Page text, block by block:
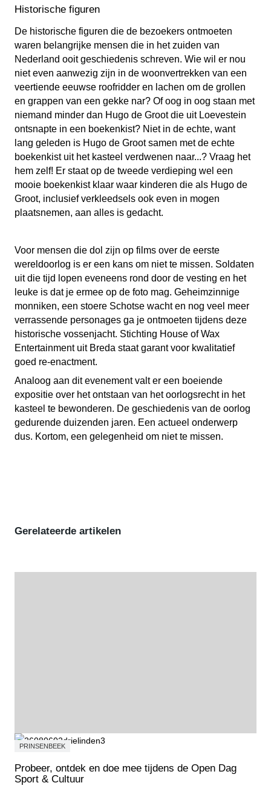
Historische figuren
De historische figuren die de bezoekers ontmoeten
waren belangrijke mensen die in het zuiden van
Nederland ooit geschiedenis schreven. Wie wil er nou
niet even aanwezig zijn in de woonvertrekken van een
veertiende eeuwse roofridder en lachen om de grollen
en grappen van een gekke nar? Of oog in oog staan met
niemand minder dan Hugo de Groot die uit Loevestein
ontsnapte in een boekenkist? Niet in de echte, want
lang geleden is Hugo de Groot samen met de echte
boekenkist uit het kasteel verdwenen naar...? Vraag het
hem zelf! Er staat op de tweede verdieping wel een
mooie boekenkist klaar waar kinderen die als Hugo de
Groot, inclusief verkleedsels ook even in mogen
plaatsnemen, aan alles is gedacht.
Voor mensen die dol zijn op films over de eerste
wereldoorlog is er een kans om niet te missen. Soldaten
uit die tijd lopen eveneens rond door de vesting en het
leuke is dat je ermee op de foto mag. Geheimzinnige
monniken, een stoere Schotse wacht en nog veel meer
verrassende personages ga je ontmoeten tijdens deze
historische vossenjacht. Stichting House of Wax
Entertainment uit Breda staat garant voor kwalitatief
goed re-enactment.
Analoog aan dit evenement valt er een boeiende
expositie over het ontstaan van het oorlogsrecht in het
kasteel te bewonderen. De geschiedenis van de oorlog
gedurende duizenden jaren. Een actueel onderwerp
dus. Kortom, een gelegenheid om niet te missen.
Gerelateerde artikelen
PRINSENBEEK
Probeer, ontdek en doe mee tijdens de Open Dag
Sport & Cultuur